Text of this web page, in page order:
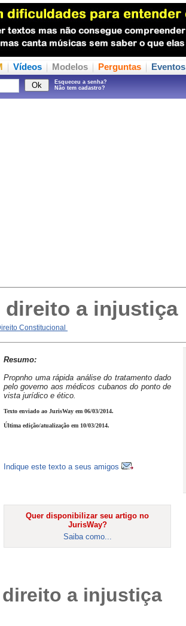
Vídeos Modelos Perguntas Eventos
Esqueceu a senha?
Não tem cadastro?
direito a injustiça
Constitucional
Resumo:
Propnho uma rápida análise do tratamento dado
pelo governo aos médicos cubanos do ponto de
vista jurídico e ético.
Texto enviado ao JurisWay em 06/03/2014.
Última edição/atualização em 10/03/2014.
Indique este texto a seus amigos
Quer disponibilizar seu artigo no
JurisWay?
Saiba como...
a injustiça